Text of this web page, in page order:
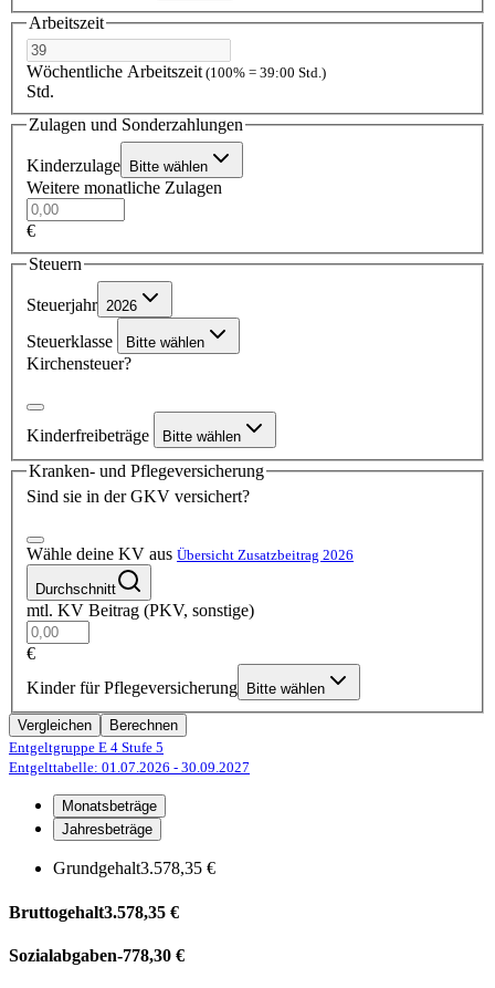
Arbeitszeit
Wöchentliche Arbeitszeit(100% = 39:00 Std.)
Std.
Zulagen und Sonderzahlungen
Kinderzulage Bitte wählen
Weitere monatliche Zulagen
€
Steuern
Steuerjahr 2026
Steuerklasse Bitte wählen
Kirchensteuer?
Kinderfreibeträge Bitte wählen
Kranken- und Pflegeversicherung
Sind sie in der GKV versichert?
Wähle deine KV aus Übersicht Zusatzbeitrag 2026
Durchschnitt
mtl. KV Beitrag (PKV, sonstige)
€
Kinder für Pflegeversicherung
Bitte wählen
Vergleichen
Berechnen
Entgeltgruppe E 4 Stufe 5
Entgelttabelle: 01.07.2026 - 30.09.2027
Monatsbeträge
Jahresbeträge
Grundgehalt3.578,35 €
Bruttogehalt3.578,35 €
Sozialabgaben-778,30 €